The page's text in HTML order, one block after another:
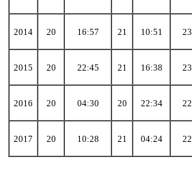
2014 20 16:57 21 10:51 23
2015 20 22:45 21 16:38 23
2016 20 04:30 20 22:34 22
2017 20 10:28 21 04:24 22